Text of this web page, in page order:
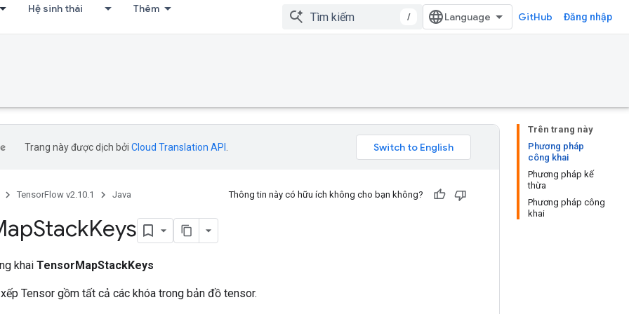
Hệ sinh thái Thêm
/ GitHub Đăng nhập
Trên trang này
Phương pháp
công khai
Phương pháp kế
thừa
Phương pháp công
khai
Trang này được dịch bởi Cloud Translation API
TensorFlow v2.10.1 Java Thông tin này có hữu ích không cho bạn không?
StackKeys
khai TensorMapStackKeys
Tensor gồm tất cả các khóa trong bản đồ tensor.